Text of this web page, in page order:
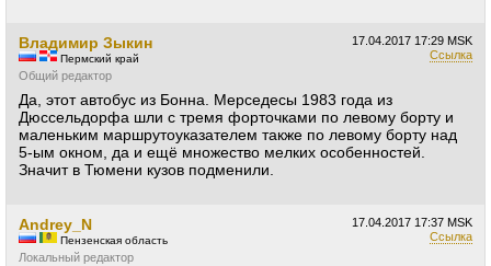
17.04.2017 17:29 MSK
Ссылка
Владимир Зыкин
Пермский край
Общий редактор
Да, этот автобус из Бонна. Мерседесы 1983 года из
Дюссельдорфа шли с тремя форточками по левому борту и
маленьким маршрутоуказателем также по левому борту над
5-ым окном, да и ещё множество мелких особенностей.
Значит в Тюмени кузов подменили.
17.04.2017 17:37 MSK
Ссылка
Andrey_N
Пензенская область
Локальный редактор